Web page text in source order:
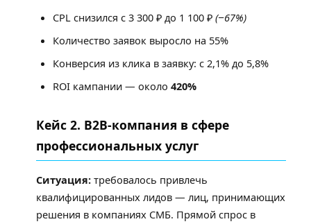
CPL снизился с 3 300 ₽ до 1 100 ₽ (−67%)
Количество заявок выросло на 55%
Конверсия из клика в заявку: с 2,1% до 5,8%
ROI кампании — около 420%
Кейс 2. B2B-компания в сфере
профессиональных услуг
Ситуация: требовалось привлечь
квалифицированных лидов — лиц, принимающих
решения в компаниях СМБ. Прямой спрос в